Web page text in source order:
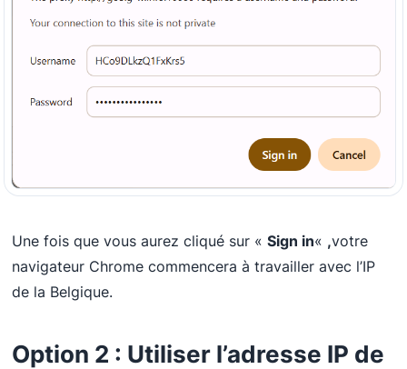
Une fois que vous aurez cliqué sur «Sign in« ,votre
navigateur Chrome commencera à travailler avec l’IP
de la Belgique.
Option 2 : Utiliser l’adresse IP de